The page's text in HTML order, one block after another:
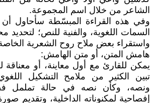
الشاعر من خلال اسم المجموعة.
وفي هذه القراءة المبسّطة سأحاول
السمات اللغوية، والفنية للنص؛ لتحديد
واستقراء بعض ملاح روح الشعرية
هامش المتن، أو متن الهامش:
يمكن للقارئ مع أول معاينة، أو
تبين الكثير من ملامح التشكيل
ونصه، وكأن نصه في حالة تململ
إفصاحية لمكنوناته الداخلية، وتقديم